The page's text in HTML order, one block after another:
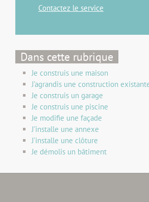
Contactez le service
Dans cette rubrique
Je construis une maison
J'agrandis une construction
Je construis un garage
Je construis une piscine
Je modifie une façade
J'installe une annexe
J'installe une clôture
Je démolis un bâtiment